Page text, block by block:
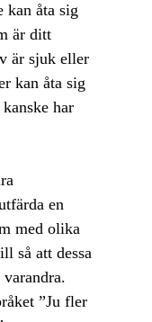
kan åta sig
är ditt
är sjuk eller
kan åta sig
har
en
med olika
så att dessa
”Ju fler